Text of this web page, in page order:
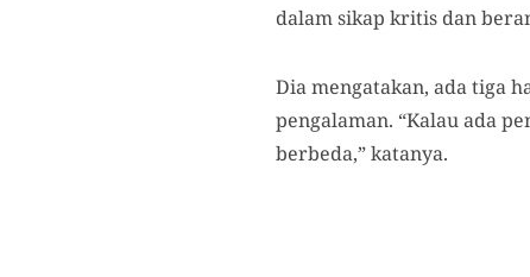
dalam sikap kritis dan
Dia mengatakan, ada tiga
pengalaman. “Kalau ada
berbeda,” katanya.